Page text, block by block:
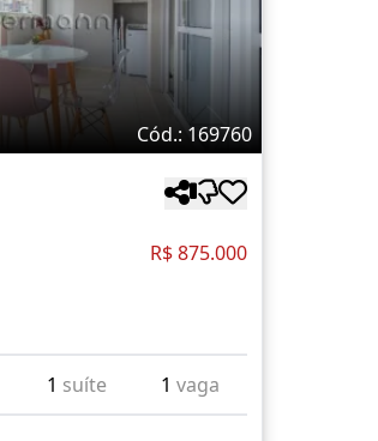
Cód.: 169760
R$ 875.000
1 suíte 1 vaga